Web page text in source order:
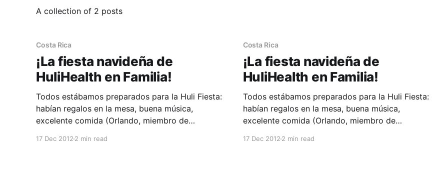
A collection of 2 posts
Costa Rica
¡La fiesta navideña de
HuliHealth en Familia!
Todos estábamos preparados para la Huli Fiesta:
habían regalos en la mesa, buena música,
excelente comida (Orlando, miembro de
17 Dec 2012 2 min read
Costa Rica
¡La fiesta navideña de
HuliHealth en Familia!
Todos estábamos preparados para la Huli Fiesta:
habían regalos en la mesa, buena música,
excelente comida (Orlando, miembro de
17 Dec 20122 min read